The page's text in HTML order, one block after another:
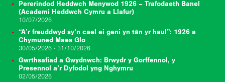
Pererindod Heddwch Menywod 1926 – Trafodaeth Banel
(Academi Heddwch Cymru a Llafur)
10/07/2026
“A’r freuddwyd sy’n cael ei geni yn tân yr haul”: 1926 a
Chymuned Maes Glo
30/05/2026 - 31/10/2026
Gwrthsafiad a Gwydnwch: Brwydr y Gorffennol, y
Presennol a’r Dyfodol yng Nghymru
02/05/2026